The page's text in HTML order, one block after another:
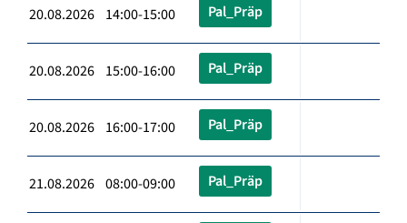
20.08.2026 14:00-15:00 Pal_Präp
20.08.2026 15:00-16:00 Pal_Präp
20.08.2026 16:00-17:00 Pal_Präp
21.08.2026 08:00-09:00 Pal_Präp